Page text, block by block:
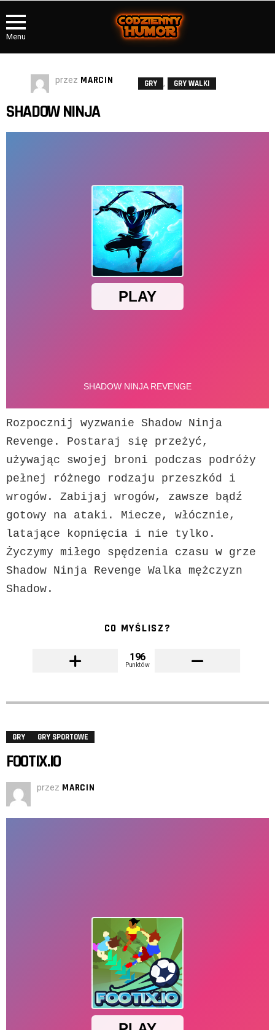
Menu
przez MARCIN GRY , GRY WALKI
SHADOW NINJA
Rozpocznij wyzwanie Shadow Ninja
Revenge. Postaraj się przeżyć,
używając swojej broni podczas podróży
pełnej różnego rodzaju przeszkód i
wrogów. Zabijaj wrogów, zawsze bądź
gotowy na ataki. Miecze, włócznie,
latające kopnięcia i nie tylko.
Życzymy miłego spędzenia czasu w grze
Shadow Ninja Revenge Walka mężczyzn
Shadow.
CO MYŚLISZ?
196
Punktów
GRY GRY SPORTOWE
FOOTIX.IO
przez MARCIN